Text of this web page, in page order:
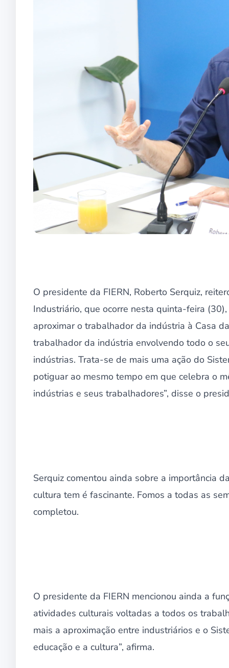
O presidente da FIERN, Roberto Serquiz,
Industriário, que ocorre nesta quinta-feira
aproximar o trabalhador da indústria à Casa
trabalhador da indústria envolvendo todo o
indústrias. Trata-se de mais uma ação do
potiguar ao mesmo tempo em que celebra o
indústrias e seus trabalhadores”, disse o
Serquiz comentou ainda sobre a importância
cultura tem é fascinante. Fomos a todas as
completou.
O presidente da FIERN mencionou ainda a
atividades culturais voltadas a todos os
mais a aproximação entre industriários e o
educação e a cultura”, afirma.